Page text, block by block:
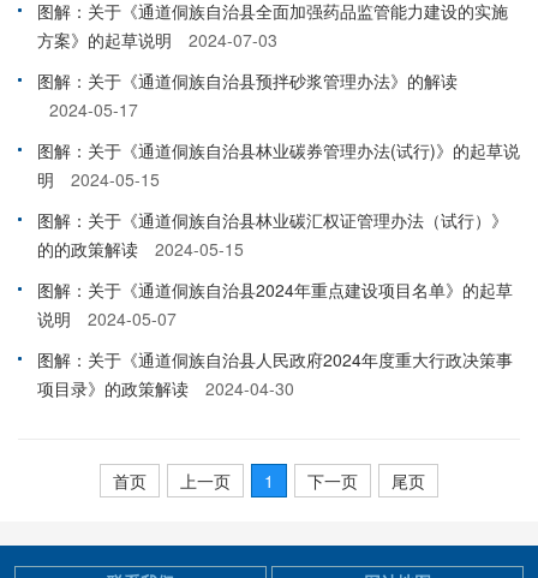
图解：关于《通道侗族自治县全面加强药品监管能力建设的实施
方案》的起草说明
2024-07-03
图解：关于《通道侗族自治县预拌砂浆管理办法》的解读
2024-05-17
图解：关于《通道侗族自治县林业碳券管理办法(试行)》的起草说
明
2024-05-15
图解：关于《通道侗族自治县林业碳汇权证管理办法（试行）》
的的政策解读
2024-05-15
图解：关于《通道侗族自治县2024年重点建设项目名单》的起草
说明
2024-05-07
图解：关于《通道侗族自治县人民政府2024年度重大行政决策事
项目录》的政策解读
2024-04-30
首页 上一页 1 下一页 尾页